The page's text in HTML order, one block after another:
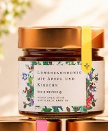
GESCHENKE & BUNDLES